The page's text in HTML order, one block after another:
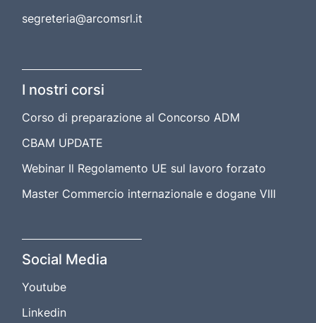
segreteria@arcomsrl.it
I nostri corsi
Corso di preparazione al Concorso ADM
CBAM UPDATE
Webinar Il Regolamento UE sul lavoro forzato
Master Commercio internazionale e dogane VIII
Social Media
Youtube
Linkedin